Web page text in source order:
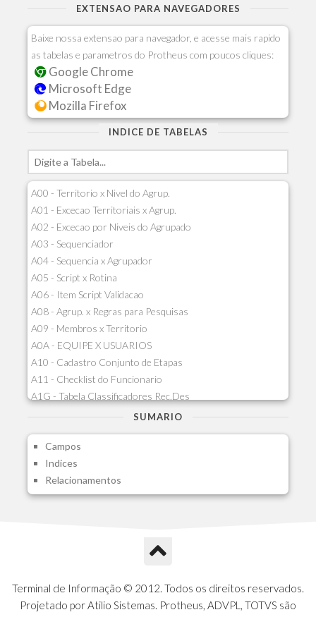
EXTENSAO PARA NAVEGADORES
Baixe nossa extensao para navegador, e acesse mais rapido
as tabelas e parametros do Protheus com poucos cliques:
Google Chrome
Microsoft Edge
Mozilla Firefox
INDICE DE TABELAS
A00 - Territorio x Nivel do Agrup.
A01 - Excecao Territoriais x Agrup.
A02 - Excecao por Niveis do Agrupado
A03 - Sequenciador
A04 - Sequencia x Agrupador
A05 - Script x Rotina
A06 - Item Script Validacao
A08 - Agrup. x Regras para Pesquisas
A09 - Membros x Territorio
A0A - EQUIPE X USUARIOS
A10 - Cadastro Conjunto de Etapas
A11 - Checklist do Funcionario
A1G - Tabela Classificadores Rec.Des
A1H - Itens Tabela Classif.Rec.Desp.
A1J - Itens Aglutinadores Visao
A1N - Tipos de Card
A1O - Cards Dashboard
A1P - Tipos de Charts
A1S - Notificacoes do Vendedor
A1U - Intermediadores
A1V - Schemas - Gestao de Vendas
SUMARIO
Campos
Indices
Relacionamentos
Terminal de Informação © 2012. Todos os direitos reservados.
Projetado por Atilio Sistemas. Protheus, ADVPL, TOTVS são